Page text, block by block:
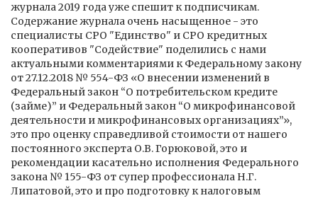
журнала 2019 года уже спешит к подписчикам.
Содержание журнала очень насыщенное - это
специалисты СРО "Единство" и СРО кредитных
кооперативов "Содействие" поделились с нами
актуальными комментариями к Федеральному закону
от 27.12.2018 № 554-ФЗ «О внесении изменений в
Федеральный закон “О потребительском кредите
(займе)” и Федеральный закон “О микрофинансовой
деятельности и микрофинансовых организациях”»,
это про оценку справедливой стоимости от нашего
постоянного эксперта О.В. Горюковой, это и
рекомендации касательно исполнения Федерального
закона № 155-ФЗ от супер профессионала Н.Г.
Липатовой, это и про подготовку к налоговым